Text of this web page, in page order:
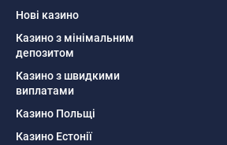
Нові казино
Казино з мінімальним
депозитом
Казино з швидкими
виплатами
Казино Польщі
Казино Естонії